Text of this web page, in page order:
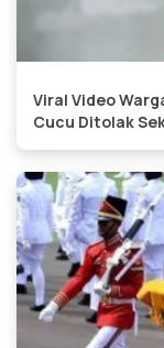
Viral Video
Cucu Ditolak